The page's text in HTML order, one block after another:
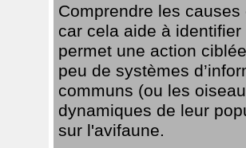
Comprendre les
car cela aide à
permet une action
peu de systèmes
communs (ou les
dynamiques de leur
sur l'avifaune.